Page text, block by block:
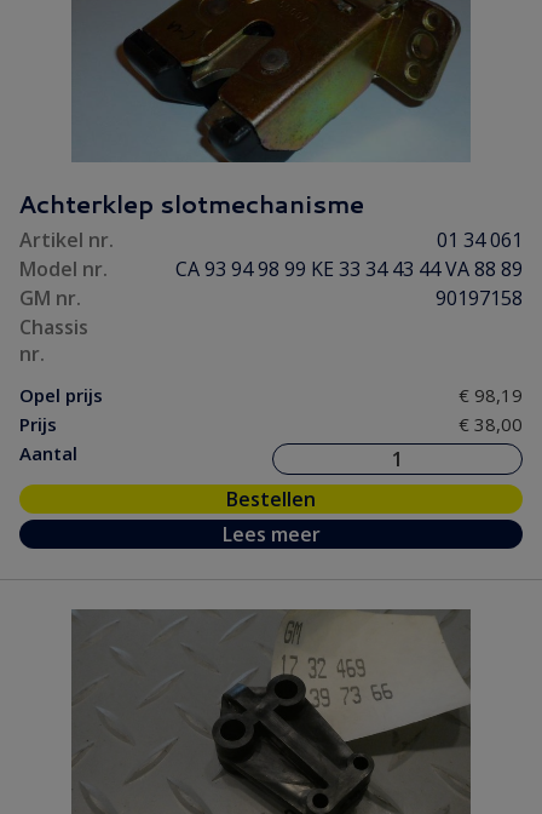
Achterklep slotmechanisme
Artikel nr.
01 34 061
Model nr.
CA 93 94 98 99 KE 33 34 43 44 VA 88 89
GM nr.
90197158
Chassis
nr.
Opel prijs
€ 98,19
Prijs
€ 38,00
Aantal
Bestellen
Lees meer